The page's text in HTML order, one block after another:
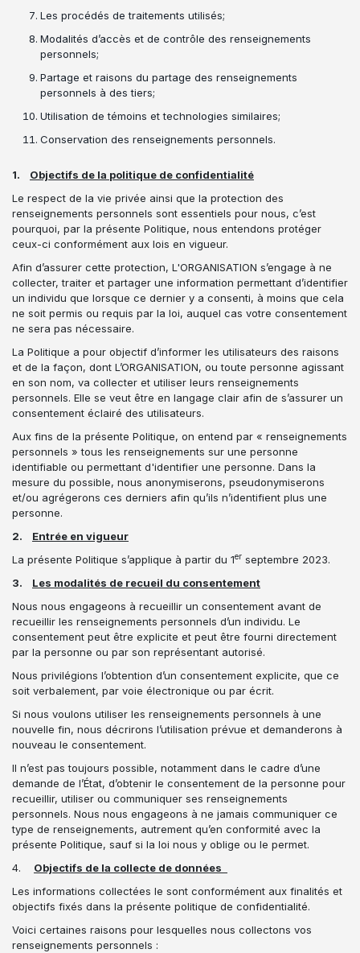
Les procédés de traitements utilisés;
Modalités d’accès et de contrôle des renseignements
personnels;
Partage et raisons du partage des renseignements
personnels à des tiers;
Utilisation de témoins et technologies similaires;
Conservation des renseignements personnels.
1. Objectifs de la politique de confidentialité
Le respect de la vie privée ainsi que la protection des
renseignements personnels sont essentiels pour nous, c’est
pourquoi, par la présente Politique, nous entendons protéger
ceux-ci conformément aux lois en vigueur.
Afin d’assurer cette protection, L'ORGANISATION s’engage à ne
collecter, traiter et partager une information permettant d’identifier
un individu que lorsque ce dernier y a consenti, à moins que cela
ne soit permis ou requis par la loi, auquel cas votre consentement
ne sera pas nécessaire.
La Politique a pour objectif d’informer les utilisateurs des raisons
et de la façon, dont L’ORGANISATION, ou toute personne agissant
en son nom, va collecter et utiliser leurs renseignements
personnels. Elle se veut être en langage clair afin de s’assurer un
consentement éclairé des utilisateurs.
Aux fins de la présente Politique, on entend par « renseignements
personnels » tous les renseignements sur une personne
identifiable ou permettant d'identifier une personne. Dans la
mesure du possible, nous anonymiserons, pseudonymiserons
et/ou agrégerons ces derniers afin qu’ils n’identifient plus une
personne.
2. Entrée en vigueur
La présente Politique s’applique à partir du 1er septembre 2023.
3. Les modalités de recueil du consentement
Nous nous engageons à recueillir un consentement avant de
recueillir les renseignements personnels d’un individu. Le
consentement peut être explicite et peut être fourni directement
par la personne ou par son représentant autorisé.
Nous privilégions l’obtention d’un consentement explicite, que ce
soit verbalement, par voie électronique ou par écrit.
Si nous voulons utiliser les renseignements personnels à une
nouvelle fin, nous décrirons l’utilisation prévue et demanderons à
nouveau le consentement.
Il n’est pas toujours possible, notamment dans le cadre d’une
demande de l’État, d’obtenir le consentement de la personne pour
recueillir, utiliser ou communiquer ses renseignements
personnels. Nous nous engageons à ne jamais communiquer ce
type de renseignements, autrement qu’en conformité avec la
présente Politique, sauf si la loi nous y oblige ou le permet.
4. Objectifs de la collecte de données
Les informations collectées le sont conformément aux finalités et
objectifs fixés dans la présente politique de confidentialité.
Voici certaines raisons pour lesquelles nous collectons vos
renseignements personnels :